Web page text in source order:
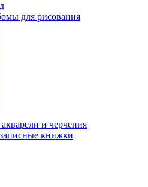
для рисования
и черчения
книжки